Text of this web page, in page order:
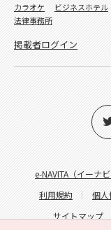
e-NAVITA（イーナ
利用規約
個人
サイトマップ
カラオケ
ビジネスホテル
法律事務所
掲載者ログイン